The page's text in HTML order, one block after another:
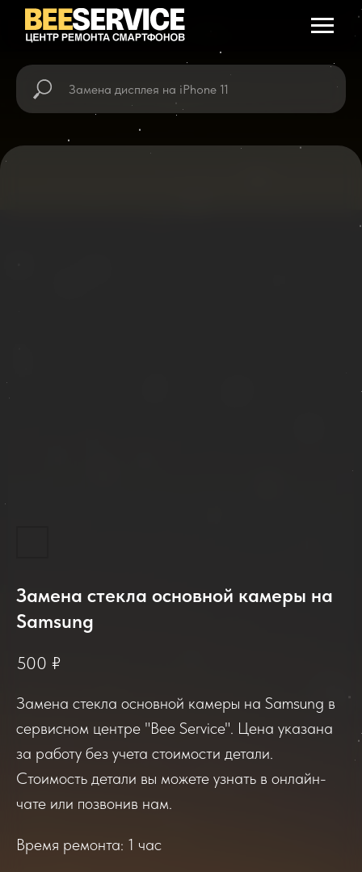
Замена стекла основной камеры на
Samsung
500 ₽
Замена стекла основной камеры на Samsung в
сервисном центре "Bee Service". Цена указана
за работу без учета стоимости детали.
Стоимость детали вы можете узнать в онлайн-
чате или позвонив нам.
Время ремонта: 1 час
Если вы обращались в наш сервисный центр,
просим вас поделиться своим отзывом. Нам
очень важно услышать ваше мнение о
качестве нашей работы!
Отзывы о нашем сервисе